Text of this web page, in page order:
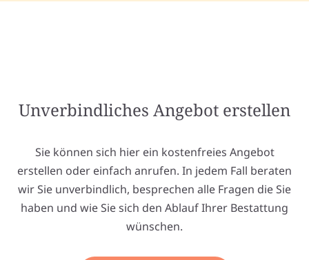
Unverbindliches Angebot erstellen
Sie können sich hier ein kostenfreies Angebot
erstellen oder einfach anrufen. In jedem Fall beraten
wir Sie unverbindlich, besprechen alle Fragen die Sie
haben und wie Sie sich den Ablauf Ihrer Bestattung
wünschen.